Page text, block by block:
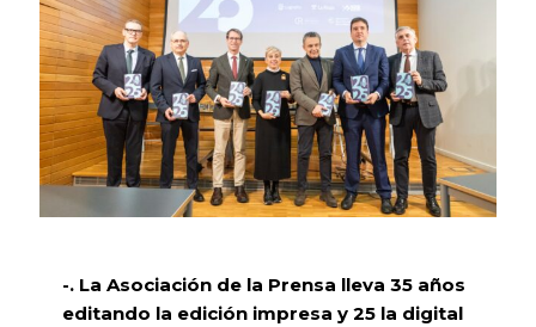
-. La Asociación de la Prensa lleva 35 años
editando la edición impresa y 25 la digital